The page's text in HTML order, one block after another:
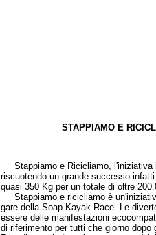
STAPPIAMO E
Stappiamo e Ricicliamo, l'iniziativa
riscuotendo un grande successo
quasi 350 Kg per un totale di oltre
Stappiamo e ricicliamo è
gare della Soap Kayak Race. Le
essere delle manifestazioni
di riferimento per tutti che giorno